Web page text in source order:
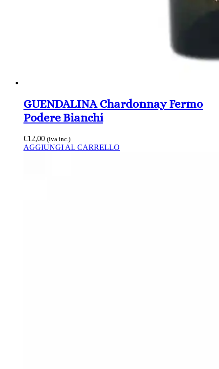
GUENDALINA Chardonnay Fermo
Podere Bianchi
€12,00 (iva inc.)
AGGIUNGI AL CARRELLO